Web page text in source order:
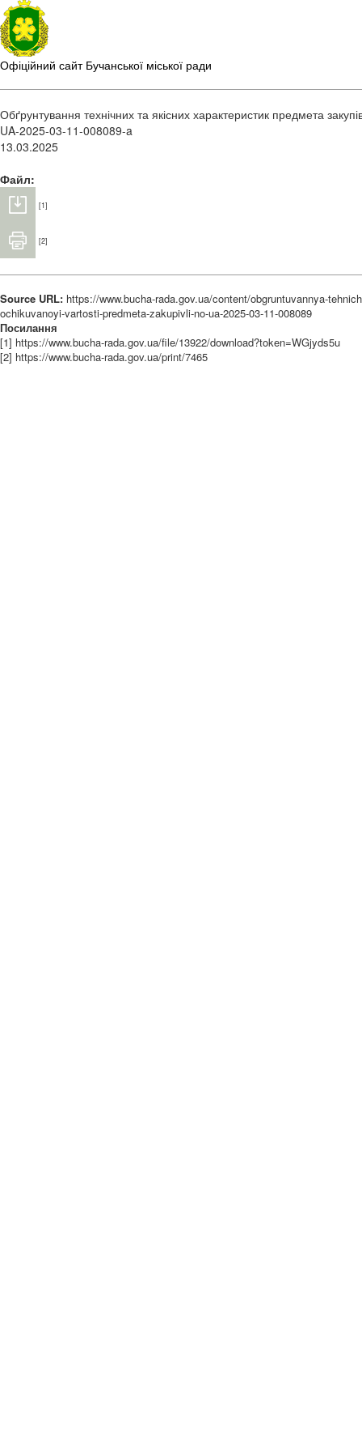
Офіційний сайт Бучанської міської ради
Обґрунтування технічних та якісних характеристик предмета
UA-2025-03-11-008089-a
13.03.2025
Файл:
[1]
[2]
Source URL: https://www.bucha-rada.gov.ua/content/obgruntuvannya-
ochikuvanoyi-vartosti-predmeta-zakupivli-no-ua-2025-03-11-008089
Посилання
[1] https://www.bucha-rada.gov.ua/file/13922/download?token=WGjyds5u
[2] https://www.bucha-rada.gov.ua/print/7465